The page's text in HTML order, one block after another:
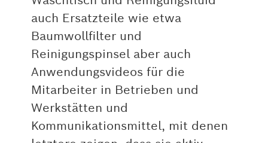
auch Ersatzteile wie etwa
Baumwollfilter und
Reinigungspinsel aber auch
Anwendungsvideos für die
Mitarbeiter in Betrieben und
Werkstätten und
Kommunikationsmittel, mit denen